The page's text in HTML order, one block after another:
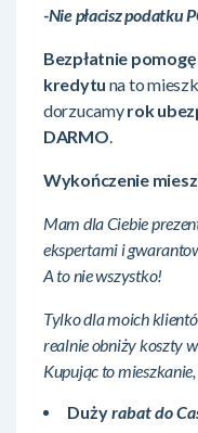
-Nie płacisz podatku
Bezpłatnie pomogę
kredytu na to
dorzucamyrok
DARMO
Wykończenie
Mam dla Ciebie
ekspertami i
A to nie wszystko!
Tylko dla moich
realnie obniży koszty
Kupując to mieszkanie,
Dużyrabat do